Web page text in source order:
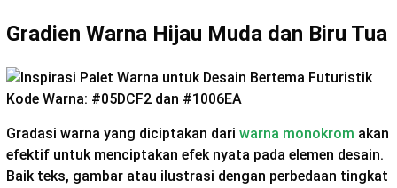
Gradien Warna Hijau Muda dan Biru Tua
Kode Warna: #05DCF2 dan #1006EA
Gradasi warna yang diciptakan dari warna monokrom akan
efektif untuk menciptakan efek nyata pada elemen desain.
Baik teks, gambar atau ilustrasi dengan perbedaan tingkat